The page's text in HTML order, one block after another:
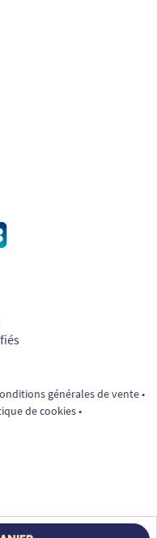
générales de vente•
de cookies•